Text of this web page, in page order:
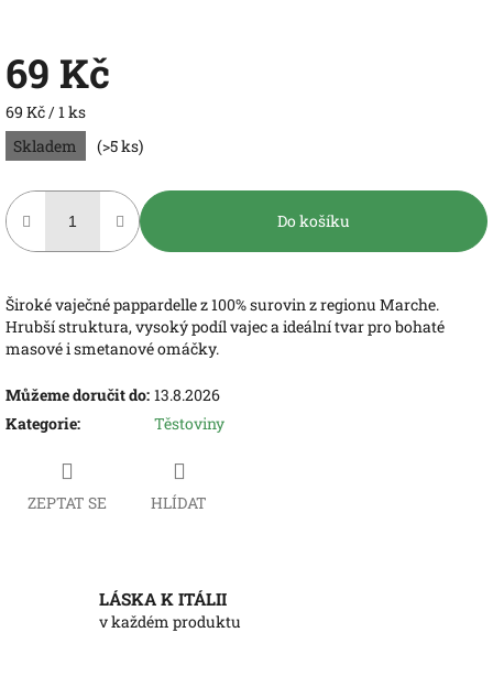
69 Kč
Měrná
cena:
69 Kč / 1 ks
Skladem
(>5 ks)
Do košíku
Široké vaječné pappardelle z 100% surovin z regionu Marche.
Hrubší struktura, vysoký podíl vajec a ideální tvar pro bohaté
masové i smetanové omáčky.
Můžeme doručit do: 13.8.2026
Kategorie: Těstoviny
ZEPTAT SE HLÍDAT
LÁSKA K ITÁLII
v každém produktu